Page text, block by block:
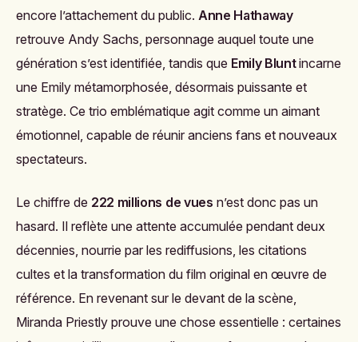
encore l’attachement du public. Anne Hathaway
retrouve Andy Sachs, personnage auquel toute une
génération s’est identifiée, tandis que Emily Bluntincarne
une Emily métamorphosée, désormais puissante et
stratège. Ce trio emblématique agit comme un aimant
émotionnel, capable de réunir anciens fans et nouveaux
spectateurs.
Le chiffre de 222 millions de vues n’est donc pas un
hasard. Il reflète une attente accumulée pendant deux
décennies, nourrie par les rediffusions, les citations
cultes et la transformation du film original en œuvre de
référence. En revenant sur le devant de la scène,
Miranda Priestly prouve une chose essentielle : certaines